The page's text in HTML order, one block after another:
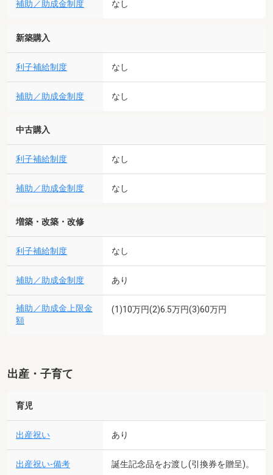
補助／助成金制度 なし
新築購入
利子補給制度 なし
補助／助成金制度 なし
中古購入
利子補給制度 なし
補助／助成金制度 なし
増築・改築・改修
利子補給制度 なし
補助／助成金制度 あり
補助／助成金上限金
額
(1)10万円(2)6.5万円(3)60万円
出産・子育て
育児
出産祝い あり
出産祝い-備考 誕生記念品をお渡し(引換券を贈呈)。